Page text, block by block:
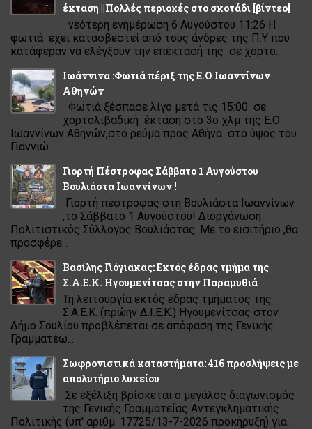
έκταση ||Πολλές περιοχές στο σκοτάδι [βίντεο]
νεότερη ενημέρωση 6 Αυγούστου 11:26 Η
φωτιά έχει κατασβεστεί από τους άνδρες της Π.Υ που
κατάφεραν να ελέγξουν την επέκτασή της σε χορτο...
Ιωάννινα :Φωτιά πέριξ της Ε.Ο Ιωαννίνων
Αθηνών
Φωτιά ξέσπασε λίγο μετά τις 15:00 σε
χορτολιβαδική έκταση στο 3ο χλμ της Ε.Ο
Ιωαννίνων Αθηνών,στο ρεύμα προς Αθήνα στο ύψος του
Γιαννιώ...
Γιορτή Πέστροφας Σάββατο 1 Αυγούστου
Βουλιάστα Ιωαννίνων !
Γιορτή πέστροφας στη Βουλιάστα Ιωαννίνων
,το Σάββατο 1 Αυγούστου! Διοργάνωση
Πολιτιστικός Σύλλογος Βουλιάστας. Με το εισιτήριο ,θα
προσφέρε...
Βασίλης Γιόγιακας: Εκτός έδρας τμήμα της
Σ.Α.Ε.Κ. Ηγουμενίτσας στην Παραμυθιά
Τη λειτουργία εκτός έδρας τμήματος της
Σ.Α.Ε.Κ. (πρώην Δ.Ι.Ε.Κ.) Ηγουμενίτσας στον
Δήμο Σουλίου προβλέπεται σε απόφαση της Γενικής
Γραμματέω...
Σωφρονιστικά καταστήματα: 416 προσλήψεις με
απολυτήριο λυκείου
Σε εξέλιξη βρίσκεται ο μεγάλος διαγωνισμός
της Γενικής Γραμματείας Αντεγκληματικής
Πολιτικής (υπ' αριθμ. 17725/13-7-2026 προκήρυξη) για...